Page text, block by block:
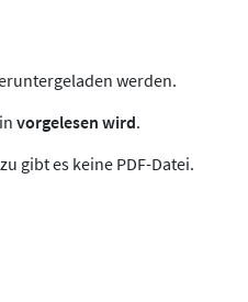
werden.
vorgelesen wird.
gibt es keine PDF-Datei.